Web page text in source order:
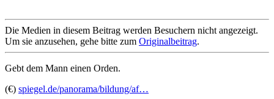
Die Medien in diesem Beitrag werden Besuchern nicht angezeigt.
Um sie anzusehen, gehe bitte zum Originalbeitrag.
Gebt dem Mann einen Orden.
(€) spiegel.de/panorama/bildung/af…